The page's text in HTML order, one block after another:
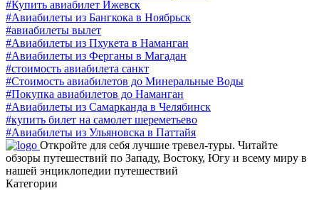
#Купить авиабилет Ижевск
#Авиабилеты из Бангкока в Ноябрьск
#авиабилеты вылет
#Авиабилеты из Пхукета в Наманган
#Авиабилеты из Ферганы в Магадан
#стоимость авиабилета санкт
#Стоимость авиабилетов до Минеральные Воды
#Покупка авиабилетов до Наманган
#Авиабилеты из Самарканда в Челябинск
#купить билет на самолет шереметьево
#Авиабилеты из Ульяновска в Паттайя
Откройте для себя лучшие тревел-туры. Читайте
обзоры путешествий по Западу, Востоку, Югу и всему миру в
нашей энциклопедии путешествий
Категории